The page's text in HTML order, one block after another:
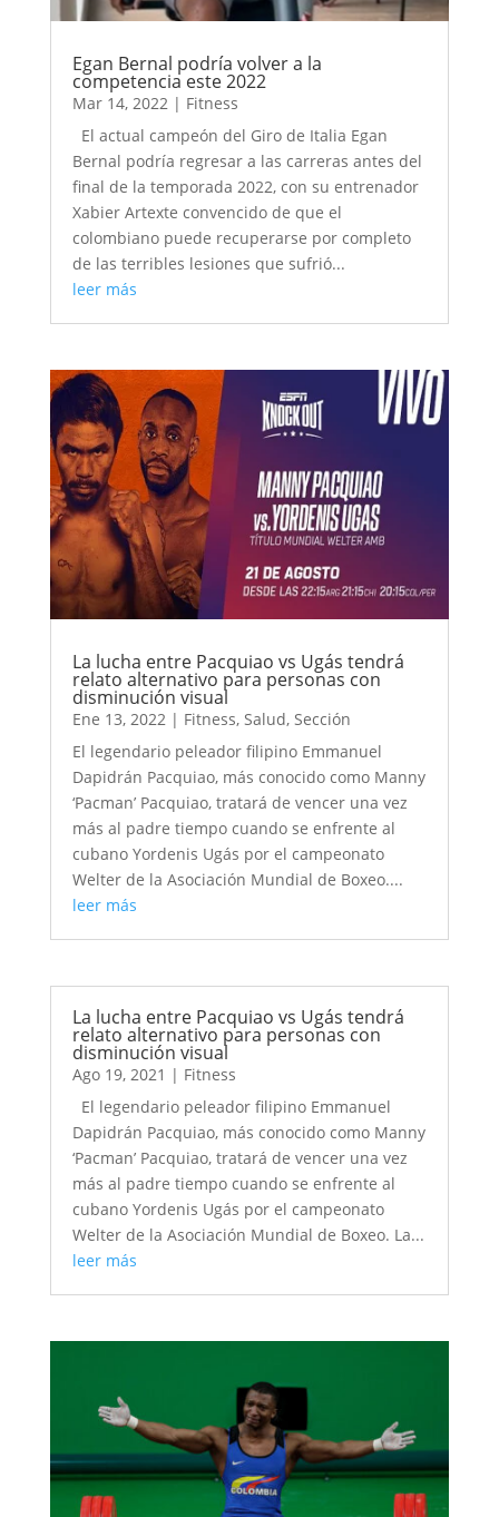
Egan Bernal podría volver a la
competencia este 2022
Mar 14, 2022 | Fitness
El actual campeón del Giro de Italia Egan
Bernal podría regresar a las carreras antes del
final de la temporada 2022, con su entrenador
Xabier Artexte convencido de que el
colombiano puede recuperarse por completo
de las terribles lesiones que sufrió...
leer más
La lucha entre Pacquiao vs Ugás tendrá
relato alternativo para personas con
disminución visual
Ene 13, 2022| Fitness, Salud, Sección
El legendario peleador filipino Emmanuel
Dapidrán Pacquiao, más conocido como Manny
‘Pacman’ Pacquiao, tratará de vencer una vez
más al padre tiempo cuando se enfrente al
cubano Yordenis Ugás por el campeonato
Welter de la Asociación Mundial de Boxeo....
leer más
La lucha entre Pacquiao vs Ugás tendrá
relato alternativo para personas con
disminución visual
Ago 19, 2021 | Fitness
El legendario peleador filipino Emmanuel
Dapidrán Pacquiao, más conocido como Manny
‘Pacman’ Pacquiao, tratará de vencer una vez
más al padre tiempo cuando se enfrente al
cubano Yordenis Ugás por el campeonato
Welter de la Asociación Mundial de Boxeo. La...
leer más